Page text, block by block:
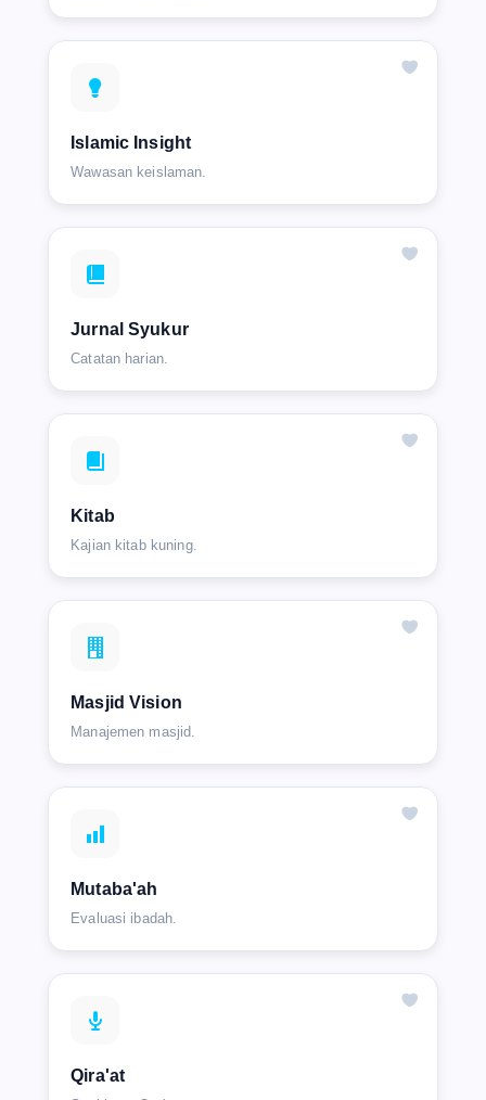
Islamic Insight
Wawasan keislaman.
Jurnal Syukur
Catatan harian.
Kitab
Kajian kitab kuning.
Masjid Vision
Manajemen masjid.
Mutaba'ah
Evaluasi ibadah.
Qira'at